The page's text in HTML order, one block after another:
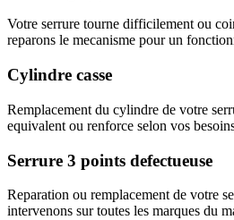
Votre serrure tourne difficilement ou
reparons le mecanisme pour un
Cylindre casse
Remplacement du cylindre de votre
equivalent ou renforce selon vos
Serrure 3 points defectueuse
Reparation ou remplacement de votre
intervenons sur toutes les marques du